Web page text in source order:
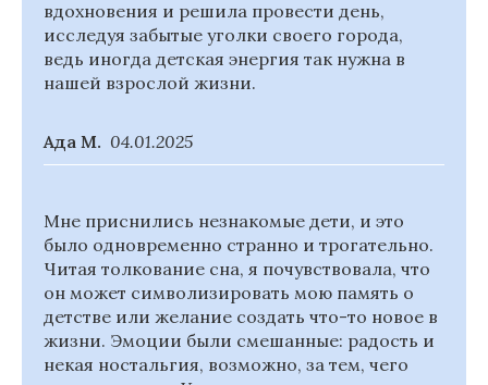
вдохновения и решила провести день,
исследуя забытые уголки своего города,
ведь иногда детская энергия так нужна в
нашей взрослой жизни.
Ада М. 04.01.2025
Мне приснились незнакомые дети, и это
было одновременно странно и трогательно.
Читая толкование сна, я почувствовала, что
он может символизировать мою память о
детстве или желание создать что-то новое в
жизни. Эмоции были смешанные: радость и
некая ностальгия, возможно, за тем, чего